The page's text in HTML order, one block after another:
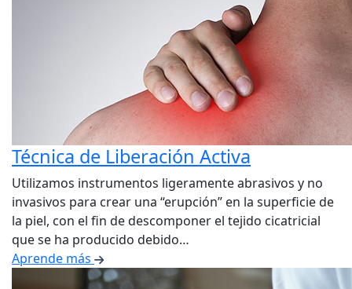
Técnica de Liberación Activa
Utilizamos instrumentos ligeramente abrasivos y no
invasivos para crear una “erupción” en la superficie de
la piel, con el fin de descomponer el tejido cicatricial
que se ha producido debido…
Aprende más